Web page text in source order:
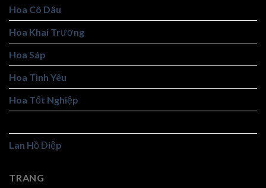
Hoa Cô Dâu
Hoa Khai Trương
Hoa Sáp
Hoa Tình Yêu
Hoa Tốt Nghiệp
Lan Hồ Điệp
TRANG